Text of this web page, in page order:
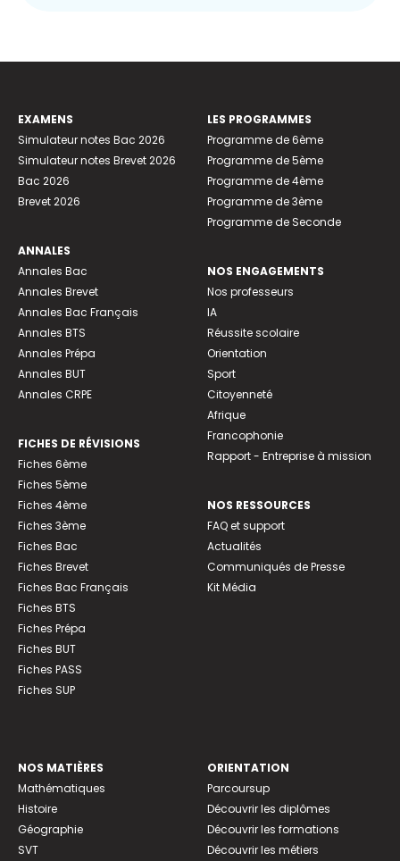
EXAMENS
Simulateur notes Bac 2026
Simulateur notes Brevet 2026
Bac 2026
Brevet 2026
ANNALES
Annales Bac
Annales Brevet
Annales Bac Français
Annales BTS
Annales Prépa
Annales BUT
Annales CRPE
FICHES DE RÉVISIONS
Fiches 6ème
Fiches 5ème
Fiches 4ème
Fiches 3ème
Fiches Bac
Fiches Brevet
Fiches Bac Français
Fiches BTS
Fiches Prépa
Fiches BUT
Fiches PASS
Fiches SUP
LES PROGRAMMES
Programme de 6ème
Programme de 5ème
Programme de 4ème
Programme de 3ème
Programme de Seconde
NOS ENGAGEMENTS
Nos professeurs
IA
Réussite scolaire
Orientation
Sport
Citoyenneté
Afrique
Francophonie
Rapport - Entreprise à mission
NOS RESSOURCES
FAQ et support
Actualités
Communiqués de Presse
Kit Média
NOS MATIÈRES
Mathématiques
Histoire
Géographie
SVT
ORIENTATION
Parcoursup
Découvrir les diplômes
Découvrir les formations
Découvrir les métiers